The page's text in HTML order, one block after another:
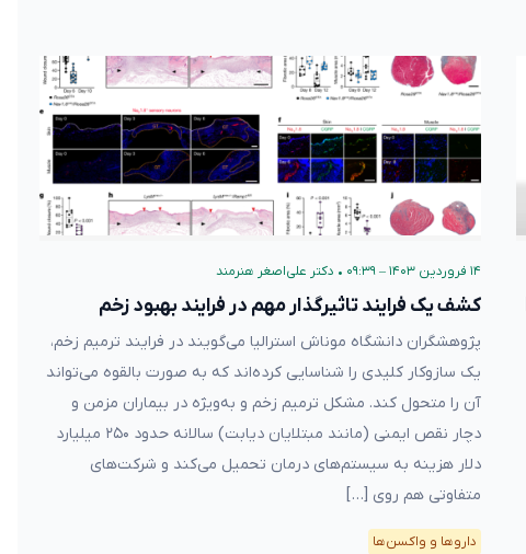
۱۴ فروردین ۱۴۰۳ – ۰۹:۳۹ • دکتر علی‌اصغر هنرمند
کشف یک فرایند تاثیرگذار مهم در فرایند بهبود زخم
پژوهشگران دانشگاه موناش استرالیا می‌گویند در فرایند ترمیم زخم،
یک سازوکار کلیدی را شناسایی کرده‌اند که به صورت بالقوه می‌تواند
آن را متحول کند. مشکل ترمیم زخم و به‌ویژه در بیماران مزمن و
دچار نقص ایمنی (مانند مبتلایان دیابت) سالانه حدود ۲۵۰ میلیارد
دلار هزینه به سیستم‌های درمان تحمیل می‌کند و شرکت‌های
متفاوتی هم روی […]
دارو‌ها و واکسن‌ها